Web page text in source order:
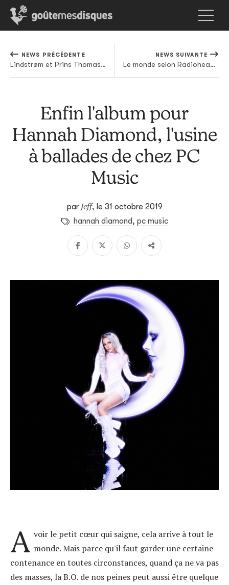
NEWS PRÉCÉDENTE
Lindstrøm et Prins Thomas envoient Cerrone dans les étoiles
NEWS SUIVANTE
Le monde selon Radiohead, documentaire étrange mais néanmoins captivant
Enfin l'album pour
Hannah Diamond, l'usine
à ballades de chez PC
Music
par Jeff, le 31 octobre 2019
hannah diamond, pc music
A voir le petit cœur qui saigne, cela arrive à tout le
monde. Mais parce qu'il faut garder une certaine
contenance en toutes circonstances, quand ça ne va pas
des masses, la B.O. de nos peines peut aussi être quelque